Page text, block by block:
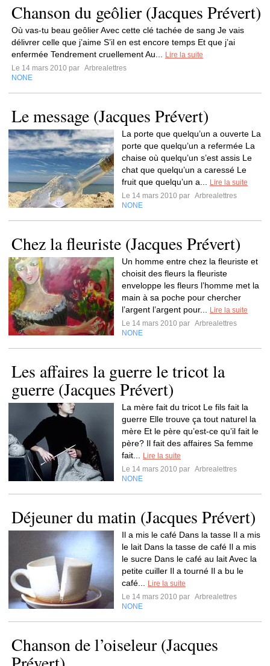
Chanson du geôlier (Jacques Prévert)
Où vas-tu beau geôlier Avec cette clé tachée de sang Je vais
délivrer celle que j’aime S’il en est encore temps Et que j’ai
enfermée Tendrement cruellement Au...
Lire la suite
Le 14 mars 2010 par Arbrealettres
NONE
Le message (Jacques Prévert)
La porte que quelqu’un a ouverte La
porte que quelqu’un a refermée La
chaise où quelqu’un s’est assis Le
chat que quelqu’un a caressé Le
fruit que quelqu’un a...
Lire la suite
Le 14 mars 2010 par Arbrealettres
NONE
Chez la fleuriste (Jacques Prévert)
Un homme entre chez la fleuriste et
choisit des fleurs la fleuriste
enveloppe les fleurs l’homme met la
main à sa poche pour chercher
l’argent l’argent pour...
Lire la suite
Le 14 mars 2010 par Arbrealettres
NONE
Les affaires la guerre le tricot la
guerre (Jacques Prévert)
La mère fait du tricot Le fils fait la
guerre Elle trouve ça tout naturel la
mère Et le père qu’est-ce qu’il fait le
père? Il fait des affaires Sa femme
fait...
Lire la suite
Le 14 mars 2010 par Arbrealettres
NONE
Déjeuner du matin (Jacques Prévert)
Il a mis le café Dans la tasse Il a mis
le lait Dans la tasse de café Il a mis
le sucre Dans le café au lait Avec la
petite cuiller Il a tourné Il a bu le
café...
Lire la suite
Le 14 mars 2010 par Arbrealettres
NONE
Chanson de l’oiseleur (Jacques